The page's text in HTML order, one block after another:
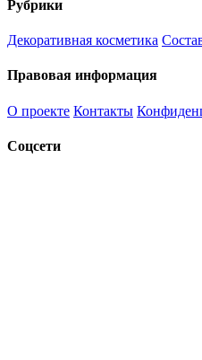
Рубрики
Декоративная косметика
Правовая информация
О проекте Контакты
Соцсети